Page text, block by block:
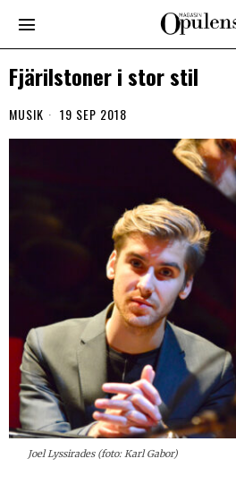
Fjärilstoner i stor stil
MUSIK 19 SEP 2018
Joel Lyssirades (foto: Karl Gabor)